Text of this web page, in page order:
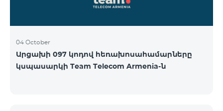
04 October
Արցախի 097 կոդով հեռախոսահամարները
կսպասարկի Team Telecom Armenia-ն